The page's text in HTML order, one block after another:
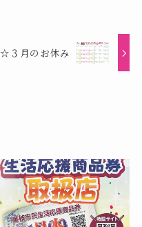
☆３月のお休み